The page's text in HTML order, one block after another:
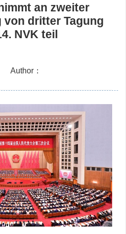
an zweiter
von dritter Tagung
NVK teil
Author：